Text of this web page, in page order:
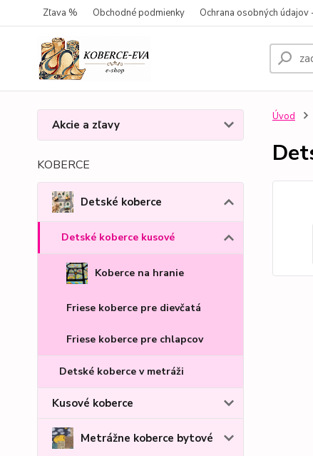
Zľava % Obchodné podmienky Ochrana osobných údajov
Akcie a zľavy
KOBERCE
Detské koberce
Detské koberce kusové
Koberce na hranie
Friese koberce pre dievčatá
Friese koberce pre chlapcov
Detské koberce v metráži
Kusové koberce
Metrážne koberce bytové
Úvod